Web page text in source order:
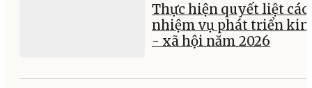
Thực hiện quyết liệt các
nhiệm vụ phát triển
- xã hội năm 2026